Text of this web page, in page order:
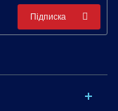
Підписка